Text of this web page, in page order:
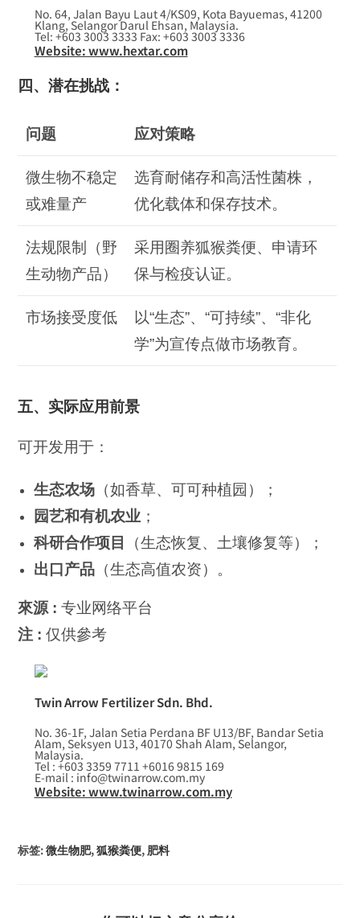
No. 64, Jalan Bayu Laut 4/KS09, Kota Bayuemas, 41200
Klang, Selangor Darul Ehsan, Malaysia.
Tel: +603 3003 3333 Fax: +603 3003 3336
Website: www.hextar.com
四、潜在挑战：
问题 应对策略
微生物不稳定
或难量产
选育耐储存和高活性菌株，
优化载体和保存技术。
法规限制（野
生动物产品）
采用圈养狐猴粪便、申请环
保与检疫认证。
市场接受度低
以“生态”、“可持续”、“非化
学”为宣传点做市场教育。
五、实际应用前景
可开发用于：
生态农场 （如香草、可可种植园）；
园艺和有机农业 ；
科研合作项目
（生态恢复、土壤修复等）；
出口产品 （生态高值农资）。
來源 : 专业网络平台
注 : 仅供參考
Twin Arrow Fertilizer Sdn. Bhd.
No. 36-1F, Jalan Setia Perdana BF U13/BF, Bandar Setia
Alam, Seksyen U13, 40170 Shah Alam, Selangor,
Malaysia.
Tel : +603 3359 7711 +6016 9815 169
E-mail : info@twinarrow.com.my
Website: www.twinarrow.com.my
标签:微生物肥,狐猴粪便, 肥料